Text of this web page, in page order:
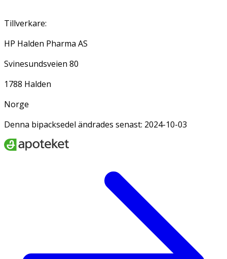
Tillverkare:
HP Halden Pharma AS
Svinesundsveien 80
1788 Halden
Norge
Denna bipacksedel ändrades senast: 2024-10-03